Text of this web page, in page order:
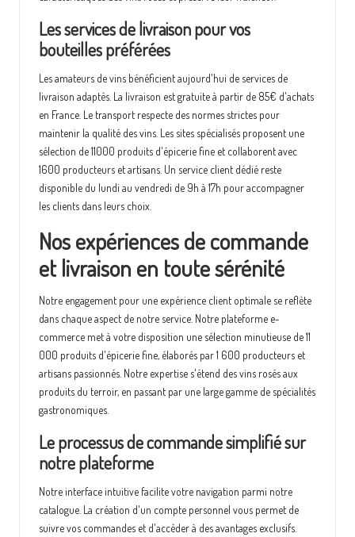
Les services de livraison pour vos
bouteilles préférées
Les amateurs de vins bénéficient aujourd'hui de services de
livraison adaptés. La livraison est gratuite à partir de 85€ d'achats
en France. Le transport respecte des normes strictes pour
maintenir la qualité des vins. Les sites spécialisés proposent une
sélection de 11000 produits d'épicerie fine et collaborent avec
1600 producteurs et artisans. Un service client dédié reste
disponible du lundi au vendredi de 9h à 17h pour accompagner
les clients dans leurs choix.
Nos expériences de commande
et livraison en toute sérénité
Notre engagement pour une expérience client optimale se reflète
dans chaque aspect de notre service. Notre plateforme e-
commerce met à votre disposition une sélection minutieuse de 11
000 produits d'épicerie fine, élaborés par 1 600 producteurs et
artisans passionnés. Notre expertise s'étend des vins rosés aux
produits du terroir, en passant par une large gamme de spécialités
gastronomiques.
Le processus de commande simplifié sur
notre plateforme
Notre interface intuitive facilite votre navigation parmi notre
catalogue. La création d'un compte personnel vous permet de
suivre vos commandes et d'accéder à des avantages exclusifs.